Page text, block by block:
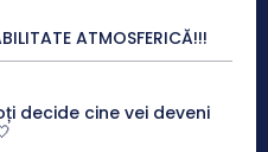
ATMOSFERICĂ!!!
decide cine vei deveni